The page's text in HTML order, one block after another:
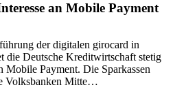
an Mobile Payment
der digitalen girocard in
die Deutsche Kreditwirtschaft stetig
Mobile Payment. Die Sparkassen
Volksbanken Mitte…